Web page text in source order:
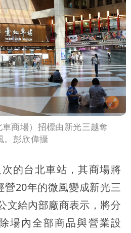
商場）招標由新光三越奪
。彭欣偉攝
的台北車站，其商場將
營20年的微風變成新光三
文給內部廠商表示，將分
場內全部商品與營業設